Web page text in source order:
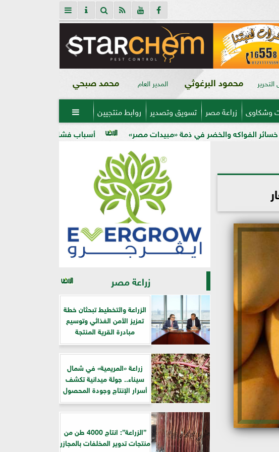
محمود البرغوثي المدير العام محمد صبحي
وشكاوى زراعة مصر تسويق وتصدير روابط منتجيين 
أسباب فشل تحجيم الخوخ في الأرض الكلسية في ذمة «مبيدات مصر»
زراعة مصر
الزراعة والتخطيط تبحثان خطة
تعزيز الأمن الغذائي وتوسيع
مبادرة القرية المنتجة
زراعة «المريمية» في شمال
سيناء.. جولة ميدانية تكشف
أسرار الإنتاج وجودة المحصول
”الزراعة”: انتاج 4000 طن من
منتجات تدوير المخلفات بالمجازر